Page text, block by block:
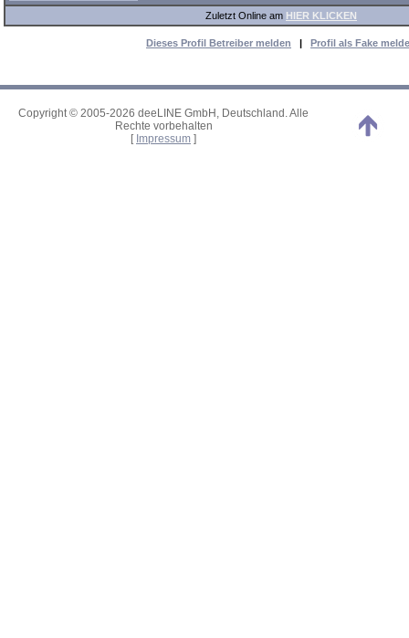
Zuletzt Online am HIER KLICKEN
Dieses Profil Betreiber melden | Profil als Fake
Copyright © 2005-2026 deeLINE GmbH, Deutschland. Alle
Rechte vorbehalten
[ Impressum ]